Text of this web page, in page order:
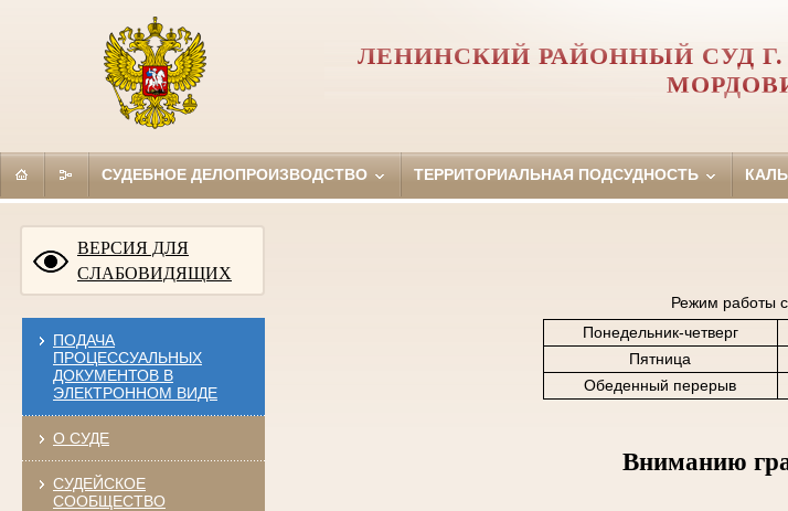
ЛЕНИНСКИЙ РАЙОННЫЙ СУД
СУДЕБНОЕ ДЕЛОПРОИЗВОДСТВО ТЕРРИТОРИАЛЬНАЯ ПОДСУДНОСТЬ
ВЕРСИЯ ДЛЯ
СЛАБОВИДЯЩИХ
ПОДАЧА
ПРОЦЕССУАЛЬНЫХ
ДОКУМЕНТОВ В
ЭЛЕКТРОННОМ ВИДЕ
О СУДЕ
СУДЕЙСКОЕ
СООБЩЕСТВО
Режим работы
Понедельник-четверг
Пятница
Обеденный перерыв
Вниманию